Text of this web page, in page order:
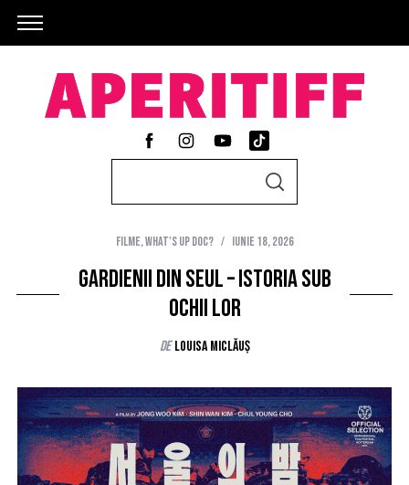
c
:
S
C
H
Filme,What's Up Doc? iunie 18, 2026
Gardienii din Seul – istoria sub
ochii lor
de Louisa Miclăuș